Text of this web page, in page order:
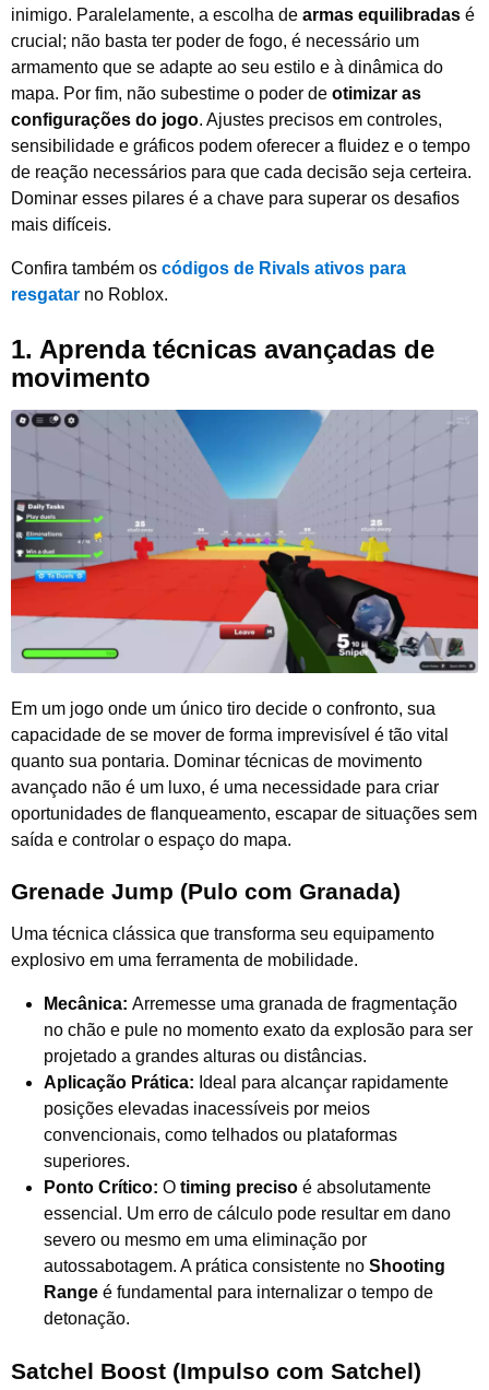
inimigo. Paralelamente, a escolha de armas equilibradas é
crucial; não basta ter poder de fogo, é necessário um
armamento que se adapte ao seu estilo e à dinâmica do
mapa. Por fim, não subestime o poder de otimizar as
configurações do jogo. Ajustes precisos em controles,
sensibilidade e gráficos podem oferecer a fluidez e o tempo
de reação necessários para que cada decisão seja certeira.
Dominar esses pilares é a chave para superar os desafios
mais difíceis.
Confira também os códigos de Rivals ativos para
resgatar no Roblox.
1. Aprenda técnicas avançadas de
movimento
Em um jogo onde um único tiro decide o confronto, sua
capacidade de se mover de forma imprevisível é tão vital
quanto sua pontaria. Dominar técnicas de movimento
avançado não é um luxo, é uma necessidade para criar
oportunidades de flanqueamento, escapar de situações sem
saída e controlar o espaço do mapa.
Grenade Jump (Pulo com Granada)
Uma técnica clássica que transforma seu equipamento
explosivo em uma ferramenta de mobilidade.
Mecânica: Arremesse uma granada de fragmentação
no chão e pule no momento exato da explosão para ser
projetado a grandes alturas ou distâncias.
Aplicação Prática: Ideal para alcançar rapidamente
posições elevadas inacessíveis por meios
convencionais, como telhados ou plataformas
superiores.
Ponto Crítico: O timing preciso é absolutamente
essencial. Um erro de cálculo pode resultar em dano
severo ou mesmo em uma eliminação por
autossabotagem. A prática consistente no Shooting
Range é fundamental para internalizar o tempo de
detonação.
Satchel Boost (Impulso com Satchel)